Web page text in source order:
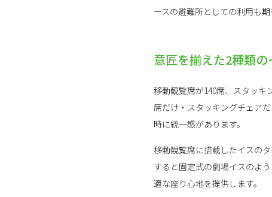
ースの避難所としての利用も期
意匠を揃えた2種類
移動観覧席が140席、スタッキ
席だけ・スタッキングチェア
時に統一感があります。
移動観覧席に搭載したイスの
すると固定式の劇場イスのよ
適な座り心地を提供します。